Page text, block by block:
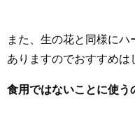
また、生の花と同様に
ありますのでおすすめは
食用ではないことに使う